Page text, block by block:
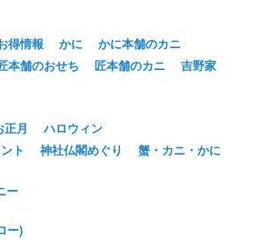
得情報 かに
かに本舗のカニ
本舗のおせち 匠本舗のカニ
吉野家
正月
ハロウィン
ト
神社仏閣めぐり
蟹・カニ・かに
ー
ー)